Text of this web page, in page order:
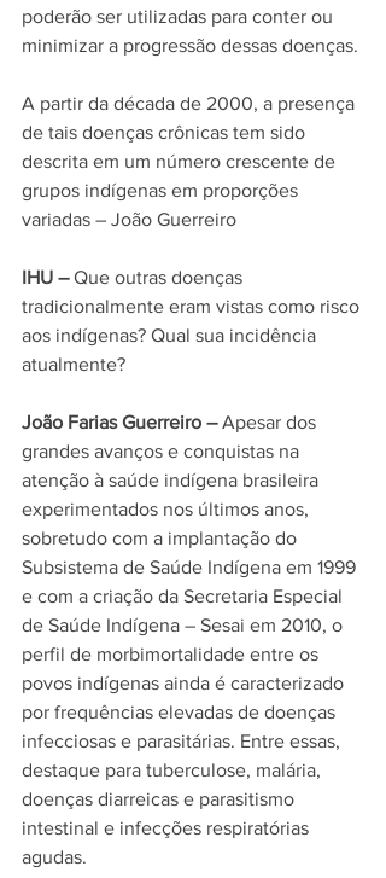
poderão ser utilizadas para conter ou
minimizar a progressão dessas doenças.
A partir da década de 2000, a presença
de tais doenças crônicas tem sido
descrita em um número crescente de
grupos indígenas em proporções
variadas – João Guerreiro
IHU – Que outras doenças
tradicionalmente eram vistas como risco
aos indígenas? Qual sua incidência
atualmente?
João Farias Guerreiro – Apesar dos
grandes avanços e conquistas na
atenção à saúde indígena brasileira
experimentados nos últimos anos,
sobretudo com a implantação do
Subsistema de Saúde Indígena em 1999
e com a criação da Secretaria Especial
de Saúde Indígena – Sesai em 2010, o
perfil de morbimortalidade entre os
povos indígenas ainda é caracterizado
por frequências elevadas de doenças
infecciosas e parasitárias. Entre essas,
destaque para tuberculose, malária,
doenças diarreicas e parasitismo
intestinal e infecções respiratórias
agudas.